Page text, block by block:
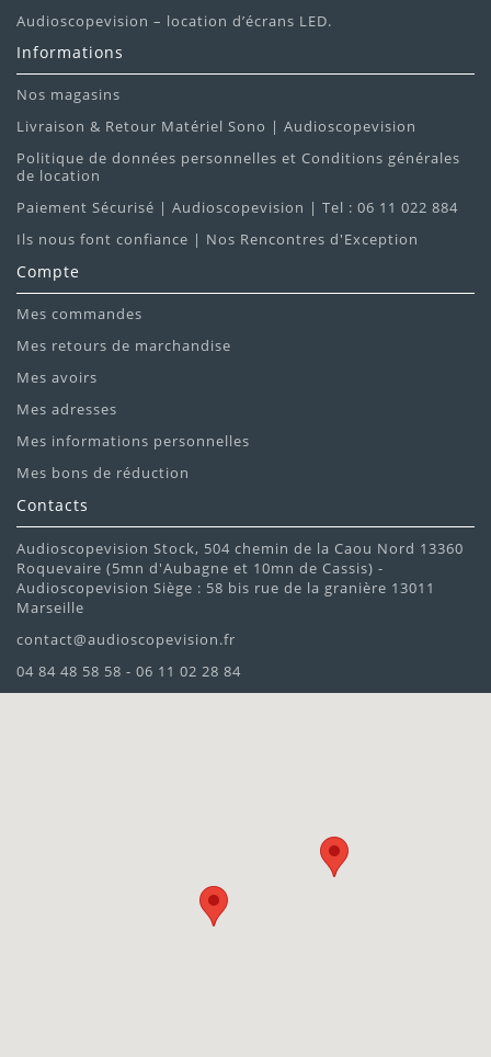
Audioscopevision – location d’écrans LED.
Informations
Nos magasins
Livraison & Retour Matériel Sono | Audioscopevision
Politique de données personnelles et Conditions générales
de location
Paiement Sécurisé | Audioscopevision | Tel : 06 11 022 884
Ils nous font confiance | Nos Rencontres d'Exception
Compte
Mes commandes
Mes retours de marchandise
Mes avoirs
Mes adresses
Mes informations personnelles
Mes bons de réduction
Contacts
Audioscopevision Stock, 504 chemin de la Caou Nord 13360
Roquevaire (5mn d'Aubagne et 10mn de Cassis) -
Audioscopevision Siège : 58 bis rue de la granière 13011
Marseille
contact@audioscopevision.fr
04 84 48 58 58 - 06 11 02 28 84